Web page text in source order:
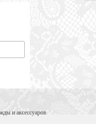
и аксессуаров